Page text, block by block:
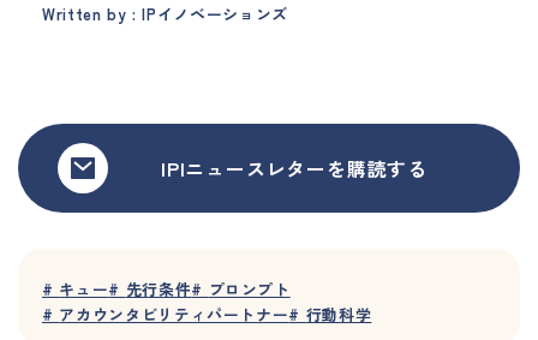
Written by : IPイノベーションズ
IPIニュースレターを購読する
# キュー# 先行条件# プロンプト
# アカウンタビリティパートナー# 行動科学